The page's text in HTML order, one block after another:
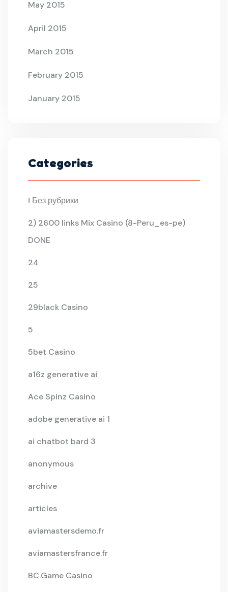
May 2015
April 2015
March 2015
February 2015
January 2015
Categories
! Без рубрики
2) 2600 links Mix Casino (8-Peru_es-pe)
DONE
24
25
29black Casino
5
5bet Casino
a16z generative ai
Ace Spinz Casino
adobe generative ai 1
ai chatbot bard 3
anonymous
archive
articles
aviamastersdemo.fr
aviamastersfrance.fr
BC.Game Casino